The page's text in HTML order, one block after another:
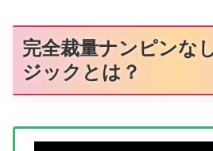
完全裁量ナンピンな
ジックとは？